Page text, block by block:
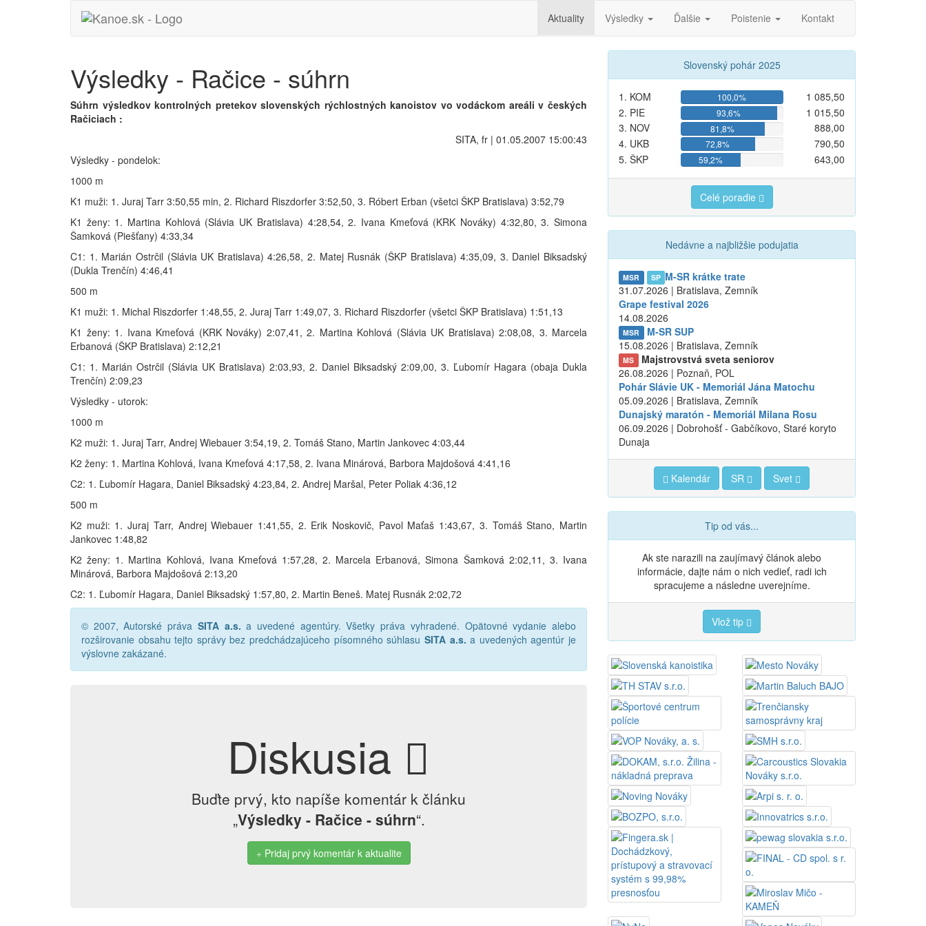
Aktuality Výsledky Ďalšie Poistenie Kontakt
Výsledky - Račice - súhrn
Súhrn výsledkov kontrolných pretekov slovenských rýchlostných kanoistov vo vodáckom areáli v českých
Račiciach :
SITA, fr | 01.05.2007 15:00:43
Výsledky - pondelok:
1000 m
K1 muži: 1. Juraj Tarr 3:50,55 min, 2. Richard Riszdorfer 3:52,50, 3. Róbert Erban (všetci ŠKP Bratislava) 3:52,79
K1 ženy: 1. Martina Kohlová (Slávia UK Bratislava) 4:28,54, 2. Ivana Kmeťová (KRK Nováky) 4:32,80, 3. Simona
Šamková (Piešťany) 4:33,34
C1: 1. Marián Ostrčil (Slávia UK Bratislava) 4:26,58, 2. Matej Rusnák (ŠKP Bratislava) 4:35,09, 3. Daniel Biksadský
(Dukla Trenčín) 4:46,41
500 m
K1 muži: 1. Michal Riszdorfer 1:48,55, 2. Juraj Tarr 1:49,07, 3. Richard Riszdorfer (všetci ŠKP Bratislava) 1:51,13
K1 ženy: 1. Ivana Kmeťová (KRK Nováky) 2:07,41, 2. Martina Kohlová (Slávia UK Bratislava) 2:08,08, 3. Marcela
Erbanová (ŠKP Bratislava) 2:12,21
C1: 1. Marián Ostrčil (Slávia UK Bratislava) 2:03,93, 2. Daniel Biksadský 2:09,00, 3. Ľubomír Hagara (obaja Dukla
Trenčín) 2:09,23
Výsledky - utorok:
1000 m
K2 muži: 1. Juraj Tarr, Andrej Wiebauer 3:54,19, 2. Tomáš Stano, Martin Jankovec 4:03,44
K2 ženy: 1. Martina Kohlová, Ivana Kmeťová 4:17,58, 2. Ivana Minárová, Barbora Majdošová 4:41,16
C2: 1. Ľubomír Hagara, Daniel Biksadský 4:23,84, 2. Andrej Maršal, Peter Poliak 4:36,12
500 m
K2 muži: 1. Juraj Tarr, Andrej Wiebauer 1:41,55, 2. Erik Noskovič, Pavol Maťaš 1:43,67, 3. Tomáš Stano, Martin
Jankovec 1:48,82
K2 ženy: 1. Martina Kohlová, Ivana Kmeťová 1:57,28, 2. Marcela Erbanová, Simona Šamková 2:02,11, 3. Ivana
Minárová, Barbora Majdošová 2:13,20
C2: 1. Ľubomír Hagara, Daniel Biksadský 1:57,80, 2. Martin Beneš. Matej Rusnák 2:02,72
© 2007, Autorské práva SITA a.s. a uvedené agentúry. Všetky práva vyhradené. Opätovné vydanie alebo
rozširovanie obsahu tejto správy bez predchádzajúceho písomného súhlasu SITA a.s. a uvedených agentúr je
výslovne zakázané.
Diskusia
Buďte prvý, kto napíše komentár k článku
„Výsledky - Račice - súhrn“.
Pridaj prvý komentár k aktualite
Slovenský pohár 2025
1. KOM 100,0%
1 085,50
2. PIE
93,6%
1 015,50
3. NOV
81,8%
888,00
4. UKB
72,8%
790,50
5. ŠKP
59,2% 643,00
Celé poradie
Nedávne a najbližšie podujatia
MSR SP M-SR krátke trate
31.07.2026 | Bratislava, Zemník
Grape festival 2026
14.08.2026
MSR
M-SR SUP
15.08.2026 | Bratislava, Zemník
MS
Majstrovstvá sveta seniorov
26.08.2026 | Poznaň, POL
Pohár Slávie UK - Memoriál Jána Matochu
05.09.2026 | Bratislava, Zemník
Dunajský maratón - Memoriál Milana Rosu
06.09.2026 | Dobrohošť - Gabčíkovo, Staré koryto
Dunaja
Kalendár SR Svet
Tip od vás...
Ak ste narazili na zaujímavý článok alebo
informácie, dajte nám o nich vedieť, radi ich
spracujeme a následne uverejníme.
Vlož tip